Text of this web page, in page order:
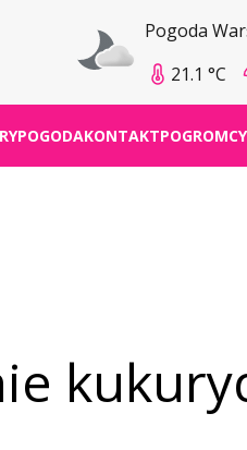
Pogoda
21.1 °C
POGODAKONTAKT